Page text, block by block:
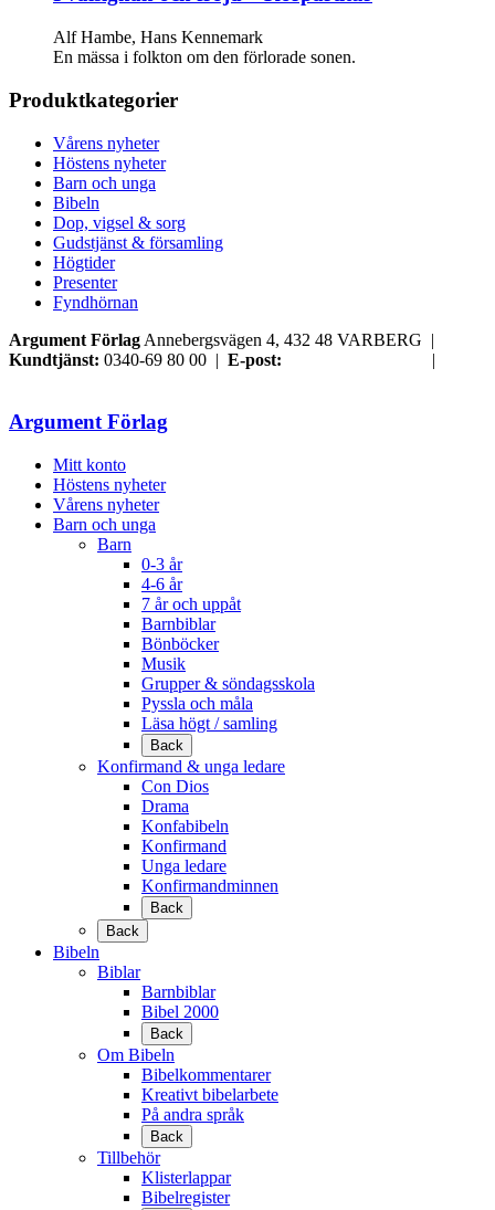
Alf Hambe, Hans Kennemark
En mässa i folkton om den förlorade sonen.
Produktkategorier
Vårens nyheter
Höstens nyheter
Barn och unga
Bibeln
Dop, vigsel & sorg
Gudstjänst & församling
Högtider
Presenter
Fyndhörnan
Argument Förlag Annebergsvägen 4, 432 48 VARBERG |
Kundtjänst: 0340-69 80 00 | E-post:
|
Argument Förlag
Mitt konto
Höstens nyheter
Vårens nyheter
Barn och unga
Barn
0-3 år
4-6 år
7 år och uppåt
Barnbiblar
Bönböcker
Musik
Grupper & söndagsskola
Pyssla och måla
Läsa högt / samling
Back
Konfirmand & unga ledare
Con Dios
Drama
Konfabibeln
Konfirmand
Unga ledare
Konfirmandminnen
Back
Back
Bibeln
Biblar
Barnbiblar
Bibel 2000
Back
Om Bibeln
Bibelkommentarer
Kreativt bibelarbete
På andra språk
Back
Tillbehör
Klisterlappar
Bibelregister